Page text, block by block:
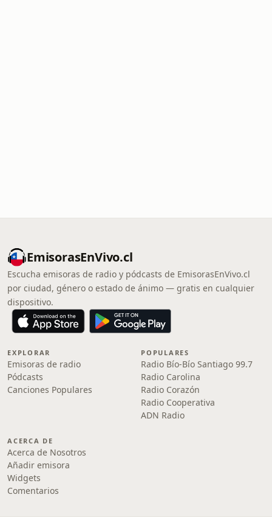
EmisorasEnVivo.cl
Escucha emisoras de radio y pódcasts de EmisorasEnVivo.cl
por ciudad, género o estado de ánimo — gratis en cualquier
dispositivo.
EXPLORAR
Emisoras de radio
Pódcasts
Canciones Populares
POPULARES
Radio Bío-Bío Santiago 99.7
Radio Carolina
Radio Corazón
Radio Cooperativa
ADN Radio
ACERCA DE
Acerca de Nosotros
Añadir emisora
Widgets
Comentarios